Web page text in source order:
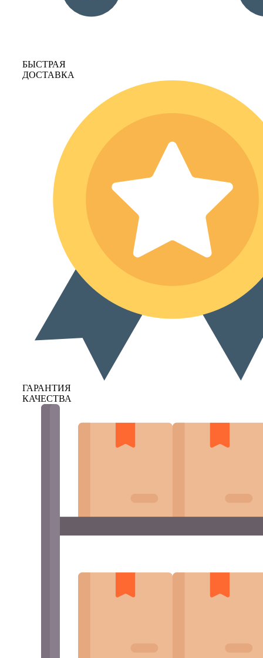
БЫСТРАЯ
ДОСТАВКА
ГАРАНТИЯ
КАЧЕСТВА